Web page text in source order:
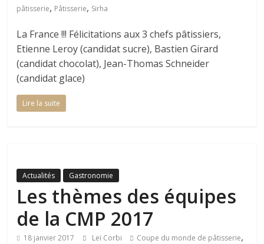
pâtisserie, Pâtisserie, Sirha
La France !!! Félicitations aux 3 chefs pâtissiers,
Etienne Leroy (candidat sucre), Bastien Girard
(candidat chocolat), Jean-Thomas Schneider
(candidat glace)
Lire la suite
Actualités Gastronomie
Les thèmes des équipes
de la CMP 2017
18 janvier 2017 Leï Corbi Coupe du monde de pâtisserie,